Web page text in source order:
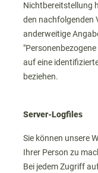
Nichtbereitstellung
den nachfolgenden
anderweitige
auf eine
beziehen.
Server-Logfiles
Sie können unsere
Ihrer Person zu
Bei jedem Zugriff